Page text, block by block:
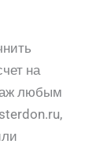
на
любым